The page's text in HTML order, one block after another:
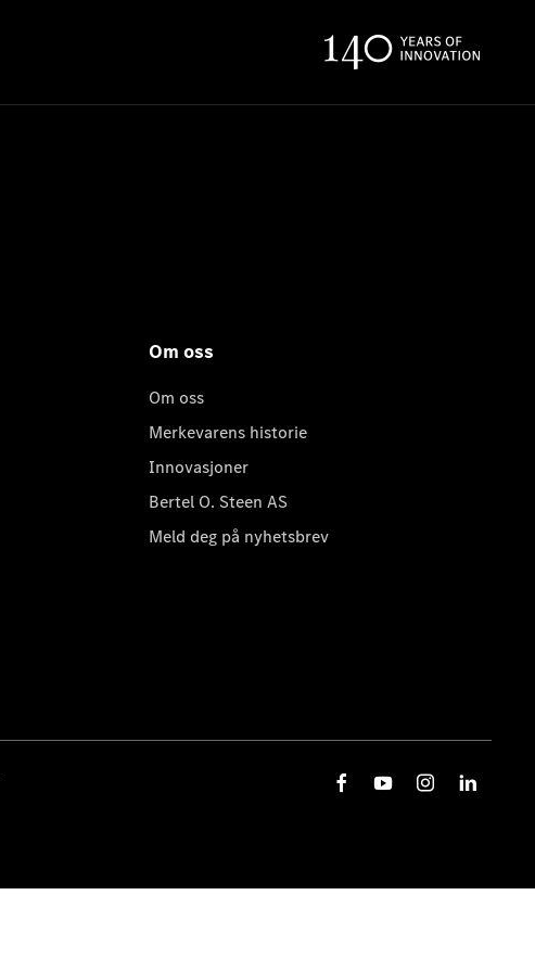
Om oss
Om oss
Merkevarens historie
Innovasjoner
Bertel O. Steen AS
Meld deg på nyhetsbrev